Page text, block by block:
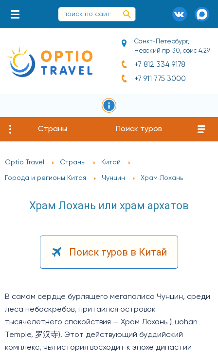
Санкт-Петербург,
Невский пр. 30, офис 4.29
+7 812 334 9178
+7 911 775 3000
Страны Поиск туров
Optio Travel Страны Китай
Города и регионы Китая Чунцин Храм Лохань
Храм Лохань или храм архатов
Поиск туров в Китай
В самом сердце бурлящего мегаполиса Чунцин, среди
леса небоскрёбов, притаился островок
тысячелетнего спокойствия — Храм Лохань (Luohan
Temple, 罗汉寺). Этот действующий буддийский
комплекс, чья история восходит к эпохе династии